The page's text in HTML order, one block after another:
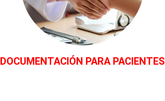
DOCUMENTACIÓN PARA PACIENTES